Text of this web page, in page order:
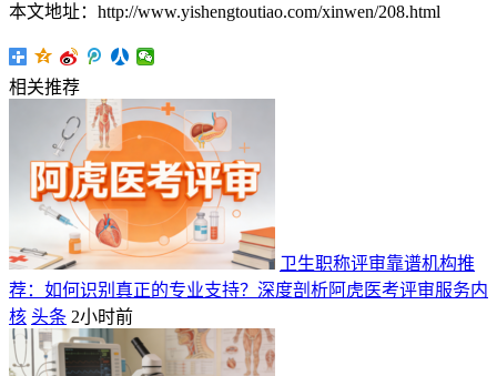
本文地址：http://www.yishengtoutiao.com/xinwen/208.html
相关推荐
卫生职称评审靠谱机构推
荐：如何识别真正的专业支持？深度剖析阿虎医考评审服务内
核 头条 2小时前